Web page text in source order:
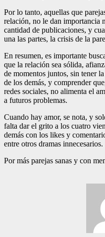
Por lo tanto, aquellas que
relación, no le dan importancia
cantidad de publicaciones, y
una las partes, la crisis de la
En resumen, es importante
que la relación sea sólida,
de momentos juntos, sin tener
de los demás, y comprender
redes sociales, no alimenta el
a futuros problemas.
Cuando hay amor, se nota, y
falta dar el grito a los cuatro
demás con los likes y
entre otros dramas innecesarios.
Por más parejas sanas y con